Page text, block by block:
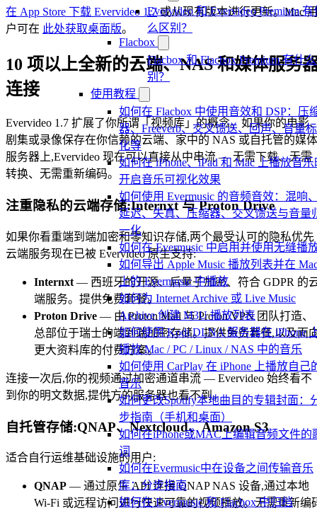
Evervideo 和 Evervideo Premium 有
么区别？
Flacbox
Flacbox 和 Flacbox Premium 有什
别？
使用教程
如何在 Flacbox 中使用音效和 DSP：压
器、Freeverb、交叉馈送、回声、音量
化等
如何在 iPhone、iPad 和 Mac 上播放音乐
开启音乐可视化效果
如何使用 Evermusic 的音频音效：混响
延迟、失真、压缩器、交叉馈送与音量
一化
如何在 Evermusic 中启用并使用无缝播
如何导出 Apple Music 播放列表并在
上的 Evermusic 中播放
如何为 Internet Archive 或 Live Music
Archive 创建 M3U 播放列表
如何使用 Kodi DLNA 服务器在 iPhone
播放 Mac / PC / Linux / NAS 中的音乐
如何使用 CarPlay 在 iPhone 上播放自己
音乐
如何更改Spotify本地曲目的专辑封面：
步指南（手机和桌面）
如何在iPhone或MAC上编辑音频文件的
词
如何在Evermusic中在设备之间传输音乐
库：分步指南
如何在 Evermusic 和 Flacbox 中归档
在 App Store 下载 Evervideo 1.7或从现有版本进行更新。Mac
户可在 此处获取桌面版。
10 项以上全新的云端、NAS 和媒体服务
连接
Evervideo 1.7 扩展了你所谓「视频库」的概念。如果你的电影
剧集或录像保存在你信赖的云端、家中的 NAS 或自托管的媒体
服务器上,Evervideo 现在可以直接从中串流 — 无需下载、无需
转换、无需重新编码。
注重隐私的云端存储:Internxt 与 Proton Drive
如果你看重端到端加密和零知识存储,两个最受认可的隐私优先
云端服务现在已被 Evervideo 原生支持:
Internxt — 西班牙的开源、后量子加密、符合 GDPR 的
端服务。提供免费套餐。
Proton Drive — 由 Proton Mail 与 Proton VPN 团队打造、
总部位于瑞士的端到端加密存储。提供免费套餐,以及面
更大资料库的付费方案。
连接一次后,你的视频通过加密通道串流 — Evervideo 始终看不
到你的明文数据,提供方的服务器也看不到。
自托管存储:QNAP、Nextcloud、Amazon S3
适合自行运维基础设施的用户:
QNAP — 通过原生 API 连接 QNAP NAS 设备,通过本地
Wi-Fi 或远程访问进行快速可靠的视频播放。无需重新编